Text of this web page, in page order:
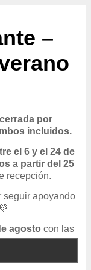
–
por
incluidos.
el 6 y el 24 de
a partir del 25
recepción.
seguir apoyando
agosto con las